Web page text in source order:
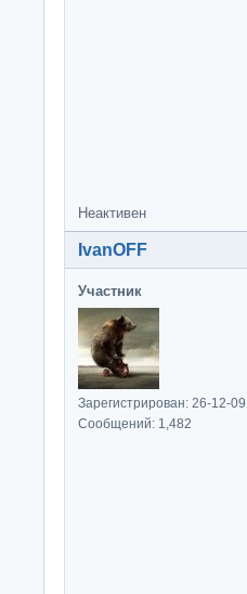
Неактивен
IvanOFF
Участник
Зарегистрирован: 26-12-09
Сообщений: 1,482